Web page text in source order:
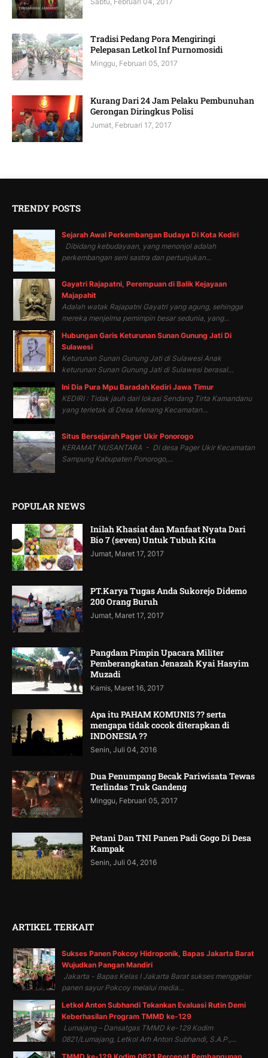
Tradisi Pedang Pora Mengiringi
Pelepasan Letkol Inf Purnomosidi
Minggu, Februari 05, 2017
Kurang Dari 24 Jam Pelaku Pembunuhan
Gerongan Diringkus Polisi
Jumat, Februari 17, 2017
TRENDY POSTS
Sejarah Awal Perkembangan Budaya Di Kota Kediri
Dibidang kebudayaan, yang menonjol adalah
perkembangan seni sastra dan pertunjukan...
Gayatri Rajapatni, Perempuan di Balik Kejayaan
Majapahit
Adalah watak Rajapatni Gayatri yang agung, sehingga
mereka menjelma pemimpin besar sedunia, yang...
Hubungan Garis Keturunan Sunan Gunung Jati Di
Sulawesi
Keturunan Sunan Gunung Jati di Sulawesi Anak
keturunan Sunan Gunung Jati di Sulawesi berasal...
Ini Dia Pura Mpu Baradah Kediri Jawa Timur
KEDIRI : Tidak jauh dari lokasi Sendang Tirta Kamandanu
yang terletak di Desa Menang Kecamatan...
Situs Bersejarah Pager Ukir Ponorogo
KERAMAT NUSANTARA - Di desa Pager Ukir Kecamatan
Sampung Kabupaten Ponorogo,...
POPULAR NEWS
Inilah Khasiat dan Manfaat Nyata Dari
Bio 7 (seven) Untuk Tubuh Kita
Jumat, Maret 17, 2017
PT.Karya Tugas Anda Sukorejo Didemo
200 Orang Buruh
Jumat, Maret 17, 2017
Pangdam Pimpin Upacara Militer
Pemberangkatan Jenazah Kyai Hasyim
Muzadi
Kamis, Maret 16, 2017
Apa itu PAHAM KOMUNIS ?? serta
mengapa tidak cocok diterapkan di
INDONESIA ??
Senin, Juli 04, 2016
Dua Penumpang Becak Pariwisata Tewas
Terlindas Truk Gandeng
Minggu, Februari 05, 2017
Petani Dan TNI Panen Padi Gogo Di Desa
Kampak
Senin, Juli 04, 2016
ARTIKEL TERKAIT
Sukses Panen Pokcoy Hidroponik, Bapas Jakarta Barat
Wujudkan Pangan Mandiri
Jakarta - Bapas Kelas I Jakarta Barat sukses menggelar
panen sayur Pokcoy melalui media...
Letkol Anton Subhandi Tekankan Evaluasi Rutin Demi
Keberhasilan Program TMMD ke-129
Lumajang – Dansatgas TMMD ke-129 Kodim
0821/Lumajang, Letkol Arh Anton Subhandi, S.A.P.,...